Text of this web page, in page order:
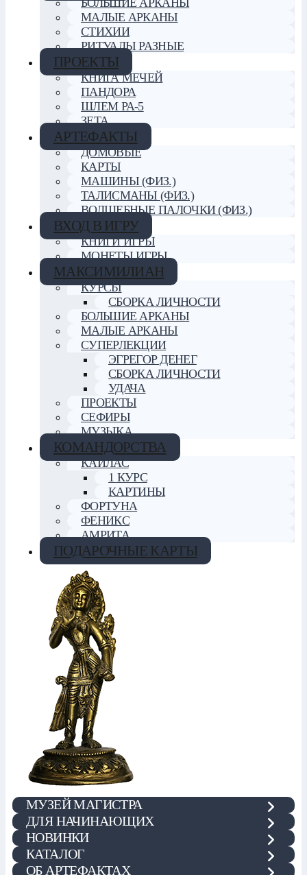
БОЛЬШИЕ АРКАНЫ
МАЛЫЕ АРКАНЫ
СТИХИИ
РИТУАЛЫ РАЗНЫЕ
ПРОЕКТЫ
КНИГА МЕЧЕЙ
ПАНДОРА
ШЛЕМ РА-5
ЗЕТА
АРТЕФАКТЫ
ДОМОВЫЕ
КАРТЫ
МАШИНЫ (ФИЗ.)
ТАЛИСМАНЫ (ФИЗ.)
ВОЛШЕБНЫЕ ПАЛОЧКИ (ФИЗ.)
ВХОД В ИГРУ
КНИГИ ИГРЫ
МОНЕТЫ ИГРЫ
МАКСИМИЛИАН
КУРСЫ
СБОРКА ЛИЧНОСТИ
БОЛЬШИЕ АРКАНЫ
МАЛЫЕ АРКАНЫ
СУПЕРЛЕКЦИИ
ЭГРЕГОР ДЕНЕГ
СБОРКА ЛИЧНОСТИ
УДАЧА
ПРОЕКТЫ
СЕФИРЫ
МУЗЫКА
КОМАНДОРСТВА
КАЙЛАС
1 КУРС
КАРТИНЫ
ФОРТУНА
ФЕНИКС
АМРИТА
ПОДАРОЧНЫЕ КАРТЫ
МУЗЕЙ МАГИСТРА
ДЛЯ НАЧИНАЮЩИХ
НОВИНКИ
КАТАЛОГ
ОБ АРТЕФАКТАХ